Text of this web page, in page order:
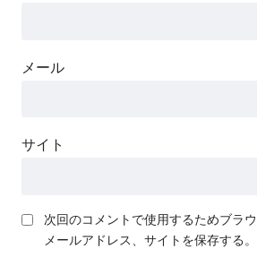
メール
サイト
次回のコメントで使用するためブラ
メールアドレス、サイトを保存する。